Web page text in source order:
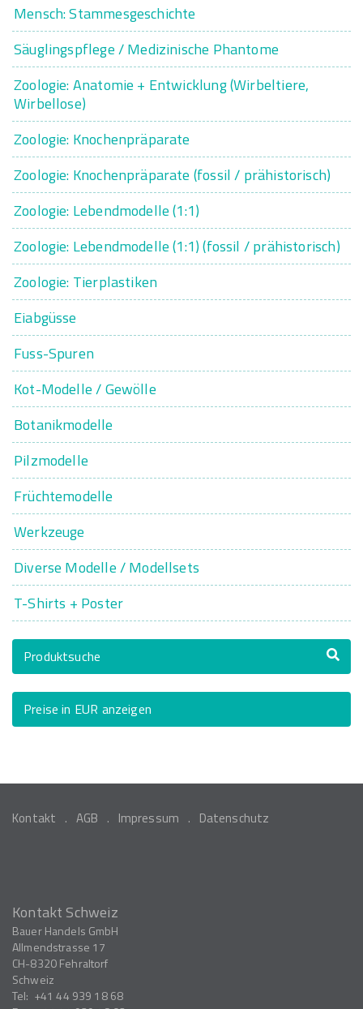
Mensch: Stammesgeschichte
Säuglingspflege / Medizinische Phantome
Zoologie: Anatomie + Entwicklung (Wirbeltiere,
Wirbellose)
Zoologie: Knochenpräparate
Zoologie: Knochenpräparate (fossil / prähistorisch)
Zoologie: Lebendmodelle (1:1)
Zoologie: Lebendmodelle (1:1) (fossil / prähistorisch)
Zoologie: Tierplastiken
Eiabgüsse
Fuss-Spuren
Kot-Modelle / Gewölle
Botanikmodelle
Pilzmodelle
Früchtemodelle
Werkzeuge
Diverse Modelle / Modellsets
T-Shirts + Poster
Produktsuche
Preise in EUR anzeigen
Kontakt AGB Impressum Datenschutz
Kontakt Schweiz
Bauer Handels GmbH
Allmendstrasse 17
CH-8320Fehraltorf
Schweiz
Tel: +41 44 939 18 68